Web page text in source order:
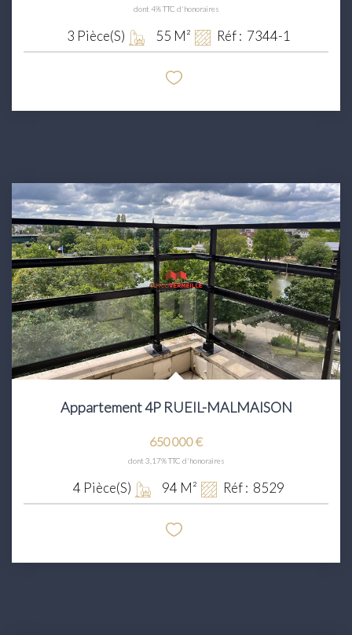
dont 4% TTC d'honoraires
3 Pièce(s) 55 M² Réf : 7344-1
Appartement 4P RUEIL-MALMAISON
650 000 €
dont 3,17% TTC d'honoraires
4 Pièce(s) 94 M² Réf : 8529